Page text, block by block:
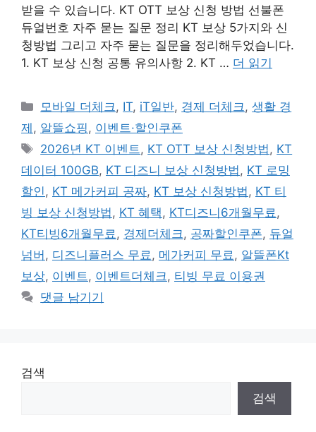
받을 수 있습니다. KT OTT 보상 신청 방법 선불폰
듀얼번호 자주 묻는 질문 정리 KT 보상 5가지와 신
청방법 그리고 자주 묻는 질문을 정리해두었습니다.
1. KT 보상 신청 공통 유의사항 2. KT … 더 읽기
카
테
리
모바일 더체크 , IT, iT일반, 경제 더체크 ,생활 경
제 , 알뜰쇼핑 , 이벤트·할인쿠폰
태
그
2026년 KT 이벤트 , KT OTT 보상 신청방법 , KT
데이터 100GB, KT 디즈니 보상 신청방법 , KT 로밍
할인 , KT 메가커피 공짜, KT 보상 신청방법 , KT 티
빙 보상 신청방법 , KT 혜택 , KT디즈니6개월무료 ,
KT티빙6개월무료 , 경제더체크 , 공짜할인쿠폰, 듀얼
넘버 , 디즈니플러스 무료 , 메가커피 무료 , 알뜰폰Kt
보상, 이벤트 , 이벤트더체크 , 티빙 무료 이용권
댓글 남기기
검색
검색